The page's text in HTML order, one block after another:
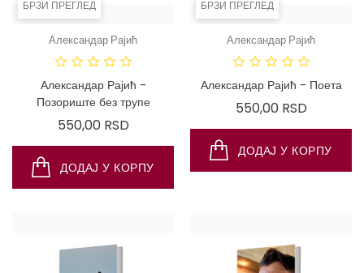
БРЗИ ПРЕГЛЕД
Александар Рајић
Александар Рајић -
Позориште без трупе
550,00 RSDЦена
ДОДАЈ У КОРПУ
БРЗИ ПРЕГЛЕД
Александар Рајић
Александар Рајић - Поета
550,00 RSDЦена
ДОДАЈ У КОРПУ